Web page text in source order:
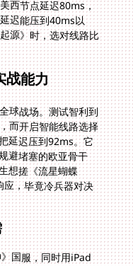
战能力
球战场。测试智利到
而开启智能线路选择
延迟压到92ms。它
自动规避堵塞的欧亚骨干
的留学生想搓《流星蝴蝶
响应，毕竟冷兵器对决
国服，同时用iPad
——传统加速器会让
该像空气般无缝流
宽分给三台设备仍
类游戏至关重要。
手机查蓝图，断连